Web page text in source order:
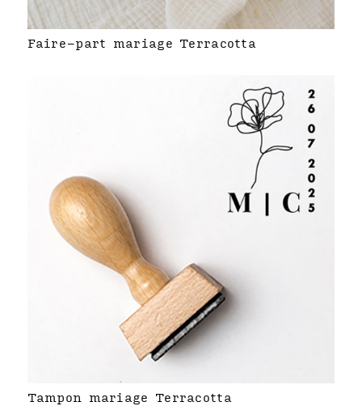
Faire-part mariage Terracotta
Tampon mariage Terracotta